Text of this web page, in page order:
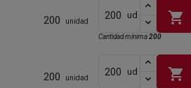
200 unidad
ud shopping_cart
Cantidad mínima200
200 unidad
ud shopping_cart